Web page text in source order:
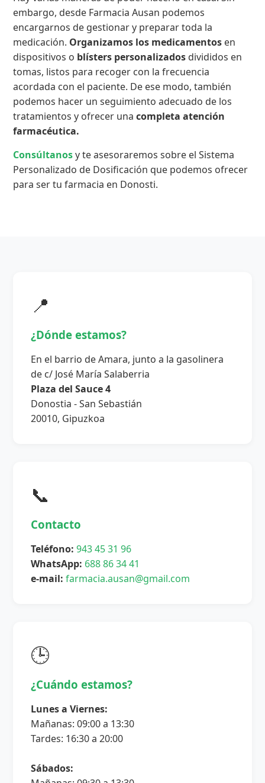
embargo, desde Farmacia Ausan podemos
encargarnos de gestionar y preparar toda la
medicación. Organizamos los medicamentos en
dispositivos o blísters personalizados divididos en
tomas, listos para recoger con la frecuencia
acordada con el paciente. De ese modo, también
podemos hacer un seguimiento adecuado de los
tratamientos y ofrecer unacompleta atención
farmacéutica.
Consúltanosy te asesoraremos sobre el Sistema
Personalizado de Dosificación que podemos ofrecer
para ser tu farmacia en Donosti.
📍
¿Dónde estamos?
En el barrio de Amara, junto a la gasolinera
de c/ José María Salaberria
Plaza del Sauce 4
Donostia - San Sebastián
20010, Gipuzkoa
📞
Contacto
Teléfono: 943 45 31 96
WhatsApp: 688 86 34 41
e-mail: farmacia.ausan@gmail.com
🕒
¿Cuándo estamos?
Lunes a Viernes:
Mañanas: 09:00 a 13:30
Tardes: 16:30 a 20:00
Sábados: